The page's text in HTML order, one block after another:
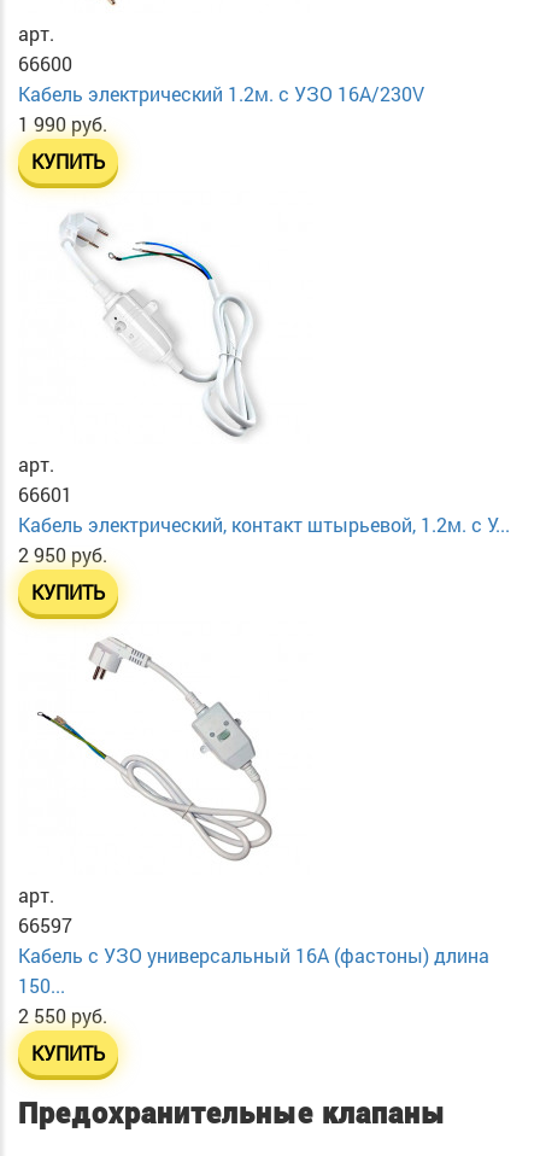
арт.
66600
Кабель электрический 1.2м. с УЗО 16А/230V
1 990 руб.
КУПИТЬ
арт.
66601
Кабель электрический, контакт штырьевой, 1.2м. с У...
2 950 руб.
КУПИТЬ
арт.
66597
Кабель с УЗО универсальный 16А (фастоны) длина
150...
2 550 руб.
КУПИТЬ
Предохранительные клапаны